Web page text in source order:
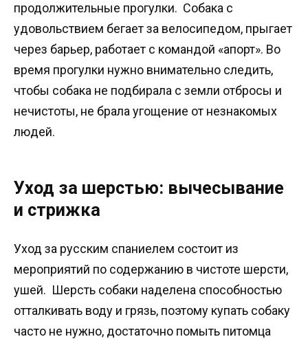
продолжительные прогулки. Собака с
удовольствием бегает за велосипедом, прыгает
через барьер, работает с командой «апорт». Во
время прогулки нужно внимательно следить,
чтобы собака не подбирала с земли отбросы и
нечистоты, не брала угощение от незнакомых
людей.
Уход за шерстью: вычесывание
и стрижка
Уход за русским спаниелем состоит из
мероприятий по содержанию в чистоте шерсти,
ушей. Шерсть собаки наделена способностью
отталкивать воду и грязь, поэтому купать собаку
часто не нужно, достаточно помыть питомца